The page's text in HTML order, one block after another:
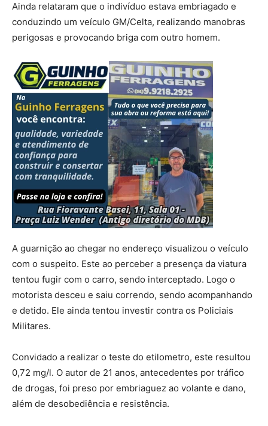
Ainda relataram que o indivíduo estava embriagado e
conduzindo um veículo GM/Celta, realizando manobras
perigosas e provocando briga com outro homem.
A guarnição ao chegar no endereço visualizou o veículo
com o suspeito. Este ao perceber a presença da viatura
tentou fugir com o carro, sendo interceptado. Logo o
motorista desceu e saiu correndo, sendo acompanhando
e detido. Ele ainda tentou investir contra os Policiais
Militares.
Convidado a realizar o teste do etilometro, este resultou
0,72 mg/l. O autor de 21 anos, antecedentes por tráfico
de drogas, foi preso por embriaguez ao volante e dano,
além de desobediência e resistência.